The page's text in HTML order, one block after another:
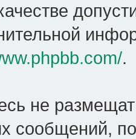
.
не
сообщений,